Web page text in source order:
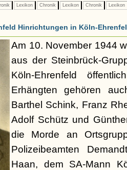
Lexikon Chronik Lexikon Chronik Lexikon
Hinrichtungen in Köln-
Am 10. November 1944
aus der Steinbrück-
Köln-Ehrenfeld
Erhängten gehören
Barthel Schink, Franz
Adolf Schütz und
die Morde an
Polizeibeamten
Haan, dem SA-Mann